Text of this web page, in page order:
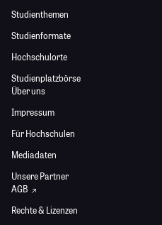
Studienthemen
Studienformate
Hochschulorte
Studienplatzbörse
Über uns
Impressum
Für Hochschulen
Mediadaten
Unsere Partner
AGB
Rechte & Lizenzen